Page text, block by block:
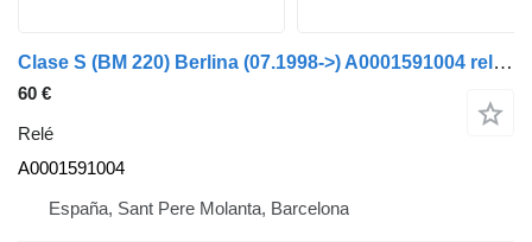
Clase S (BM 220) Berlina (07.1998->) A0001591004 relé para Mercedes-Benz Clase S (BM 220) Berlina (07.1998->) coche
60 €
Relé
A0001591004
España, Sant Pere Molanta, Barcelona